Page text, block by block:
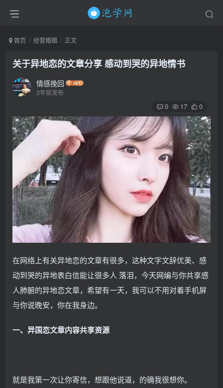
首页 经营婚姻 正文
关于异地恋的文章分享 感动到哭的异地情书
情感挽回
3年前发布
0 17 0
在网络上有关异地恋的文章有很多，这种文字文辞优美、感
动到哭的异地表白信能让很多人 落泪，今天网编与你共享感
人肺腑的异地恋文章，希望有一天，我可以不用对着手机屏
与你说晚安，你在我身边。
一、异国恋文章内容共享资源
就是我第一次让你寄信，想跟他说道，的确我很想你。